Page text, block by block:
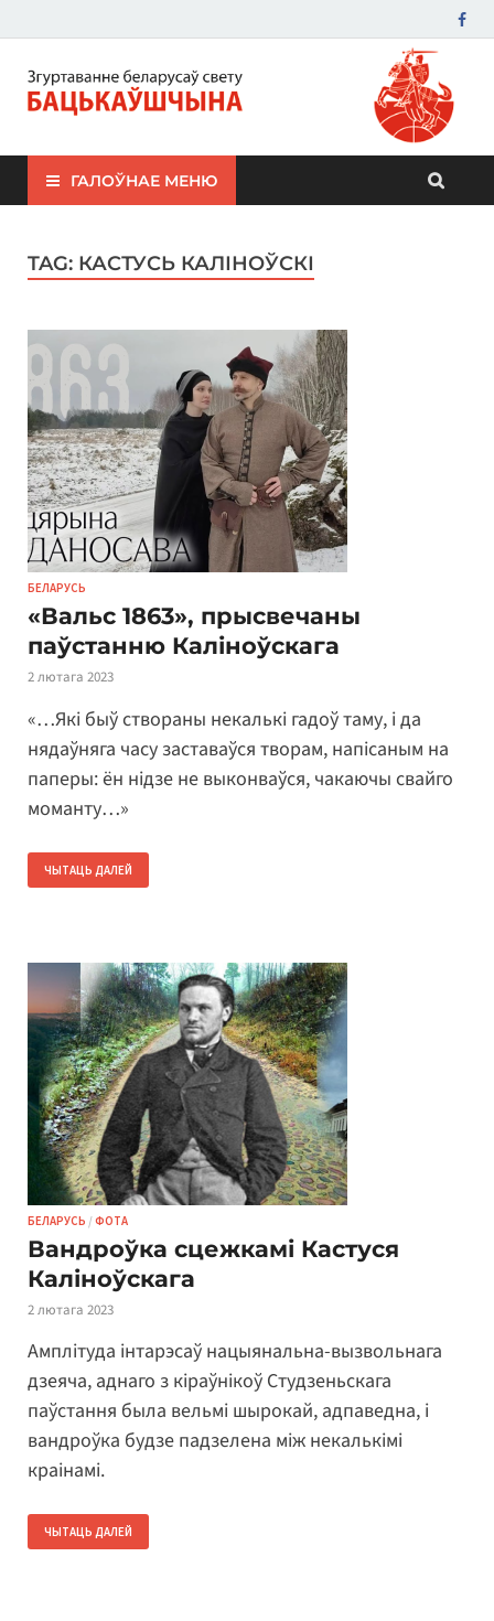
ЗБС "Бацькаўшчына"
ГАЛОЎНАЕ МЕНЮ
TAG: КАСТУСЬ КАЛІНОЎСКІ
БЕЛАРУСЬ
«Вальс 1863», прысвечаны
паўстанню Каліноўскага
2 лютага 2023
«…Які быў створаны некалькі гадоў таму, і да
нядаўняга часу заставаўся творам, напісаным на
паперы: ён нідзе не выконваўся, чакаючы свайго
моманту…»
ЧЫТАЦЬ ДАЛЕЙ
БЕЛАРУСЬ /ФОТА
Вандроўка сцежкамі Кастуся
Каліноўскага
2 лютага 2023
Амплітуда інтарэсаў нацыянальна-вызвольнага
дзеяча, аднаго з кіраўнікоў Студзеньскага
паўстання была вельмі шырокай, адпаведна, і
вандроўка будзе падзелена між некалькімі
краінамі.
ЧЫТАЦЬ ДАЛЕЙ